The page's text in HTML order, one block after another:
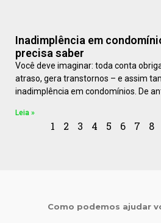
Inadimplência em
precisa saber
Você deve imaginar: toda conta
atraso, gera transtornos – e assim
inadimplência em condomínios. De
Leia »
1 2 3 4 5 6 7 8
Como podemos ajudar